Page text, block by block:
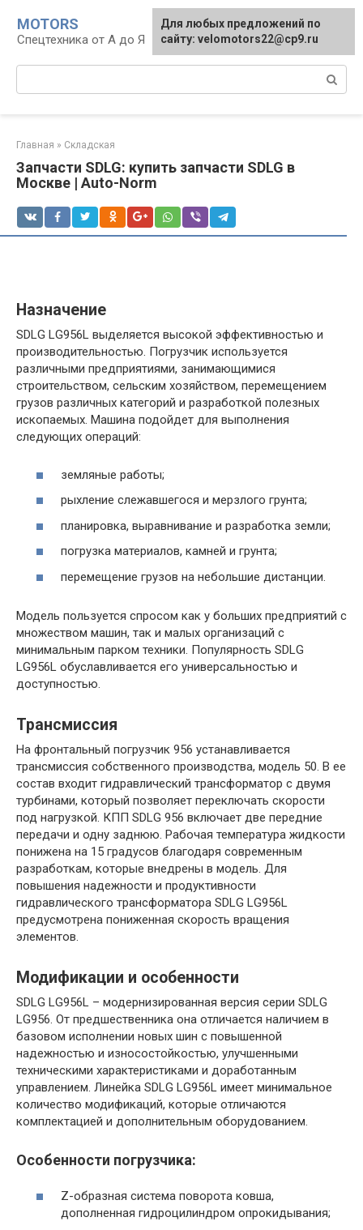
контенту
MOTORS
Спецтехника от А до Я
Главная » Складская
Запчасти SDLG: купить запчасти SDLG в
Москве | Auto-Norm
Назначение
SDLG LG956L выделяется высокой эффективностью и
производительностью. Погрузчик используется
различными предприятиями, занимающимися
строительством, сельским хозяйством, перемещением
грузов различных категорий и разработкой полезных
ископаемых. Машина подойдет для выполнения
следующих операций:
земляные работы;
рыхление слежавшегося и мерзлого грунта;
планировка, выравнивание и разработка земли;
погрузка материалов, камней и грунта;
перемещение грузов на небольшие дистанции.
Модель пользуется спросом как у больших предприятий с
множеством машин, так и малых организаций с
минимальным парком техники. Популярность SDLG
LG956L обуславливается его универсальностью и
доступностью.
Трансмиссия
На фронтальный погрузчик 956 устанавливается
трансмиссия собственного производства, модель 50. В ее
состав входит гидравлический трансформатор с двумя
турбинами, который позволяет переключать скорости
под нагрузкой. КПП SDLG 956 включает две передние
передачи и одну заднюю. Рабочая температура жидкости
понижена на 15 градусов благодаря современным
разработкам, которые внедрены в модель. Для
повышения надежности и продуктивности
гидравлического трансформатора SDLG LG956L
предусмотрена пониженная скорость вращения
элементов.
Модификации и особенности
SDLG LG956L – модернизированная версия серии SDLG
LG956. От предшественника она отличается наличием в
базовом исполнении новых шин с повышенной
надежностью и износостойкостью, улучшенными
техническими характеристиками и доработанным
управлением. Линейка SDLG LG956L имеет минимальное
количество модификаций, которые отличаются
комплектацией и дополнительным оборудованием.
Особенности погрузчика:
Z-образная система поворота ковша,
дополненная гидроцилиндром опрокидывания;
Для любых предложений по
сайту: velomotors22@cp9.ru